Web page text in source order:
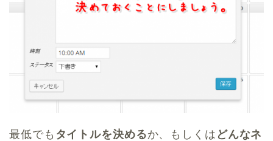
最低でも タイトルを決めるか、もしくは どんなネ